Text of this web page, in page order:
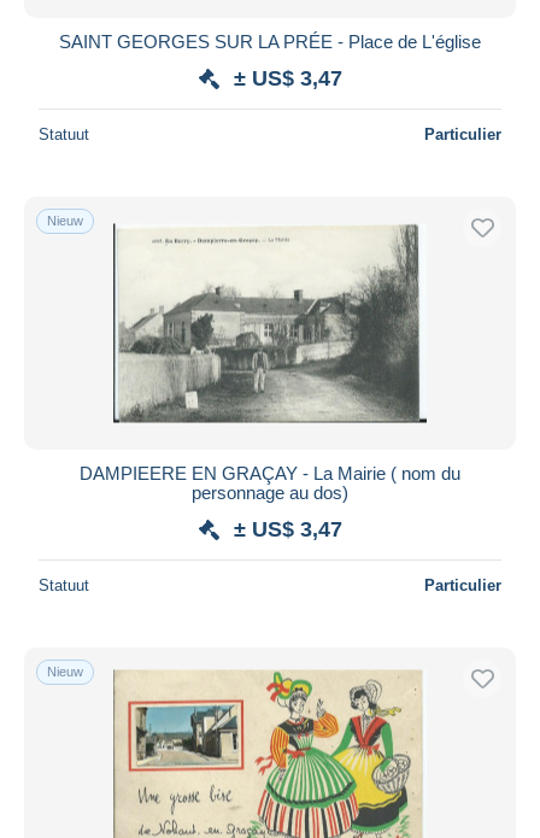
SAINT GEORGES SUR LA PRÉE - Place de L'église
± US$ 3,47
Statuut Particulier
Nieuw
DAMPIEERE EN GRAÇAY - La Mairie ( nom du
personnage au dos)
± US$ 3,47
Statuut Particulier
Nieuw